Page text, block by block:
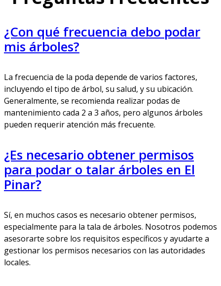
¿Con qué frecuencia debo podar
mis árboles?
La frecuencia de la poda depende de varios factores,
incluyendo el tipo de árbol, su salud, y su ubicación.
Generalmente, se recomienda realizar podas de
mantenimiento cada 2 a 3 años, pero algunos árboles
pueden requerir atención más frecuente.
¿Es necesario obtener permisos
para podar o talar árboles en El
Pinar?
Sí, en muchos casos es necesario obtener permisos,
especialmente para la tala de árboles. Nosotros podemos
asesorarte sobre los requisitos específicos y ayudarte a
gestionar los permisos necesarios con las autoridades
locales.